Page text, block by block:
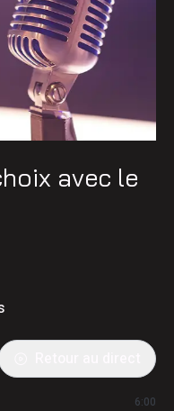
avec le
6:00